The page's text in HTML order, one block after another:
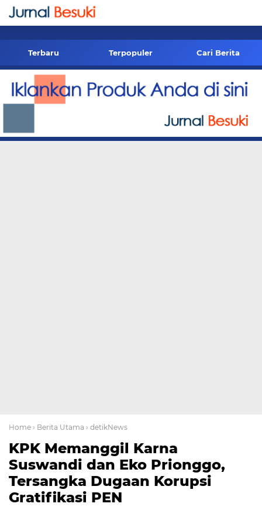
-->
Terbaru Terpopuler Cari Berita
Home › Berita Utama › detikNews
KPK Memanggil Karna
Suswandi dan Eko Prionggo,
Tersangka Dugaan Korupsi
Gratifikasi PEN